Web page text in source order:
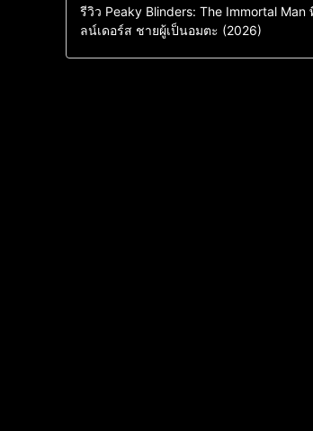
รีวิว Peaky Blinders: The Immortal Man
ลน์เดอร์ส ชายผู้เป็นอมตะ (2026)